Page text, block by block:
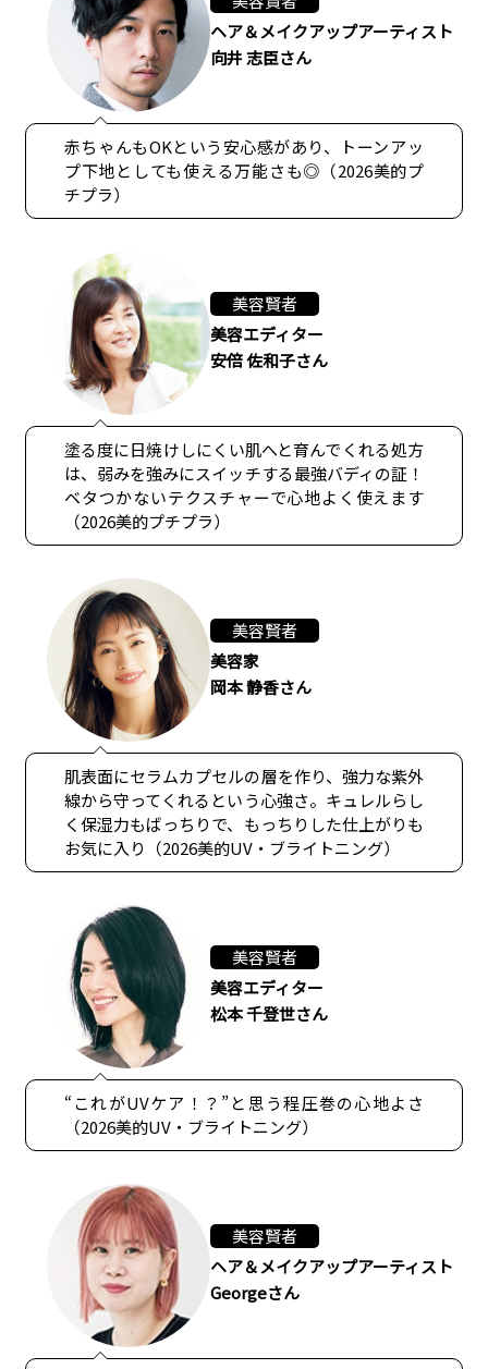
ヘア＆メイクアップアーティスト
向井 志臣さん
赤ちゃんもOKという安心感があり、トーンアッ
プ下地としても使える万能さも◎（2026美的プ
チプラ）
美容賢者
美容エディター
安倍 佐和子さん
塗る度に日焼けしにくい肌へと育んでくれる処方
は、弱みを強みにスイッチする最強バディの証！
ベタつかないテクスチャーで心地よく使えます
（2026美的プチプラ）
美容賢者
美容家
岡本 静香さん
肌表面にセラムカプセルの層を作り、強力な紫外
線から守ってくれるという心強さ。キュレルらし
く保湿力もばっちりで、もっちりした仕上がりも
お気に入り（2026美的UV・ブライトニング）
美容賢者
美容エディター
松本 千登世さん
“これがUVケア！？”と思う程圧巻の心地よさ
（2026美的UV・ブライトニング）
美容賢者
ヘア＆メイクアップアーティスト
Georgeさん